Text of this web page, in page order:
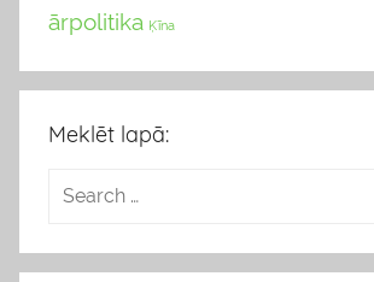
ārpolitika Ķīna
Meklēt lapā: